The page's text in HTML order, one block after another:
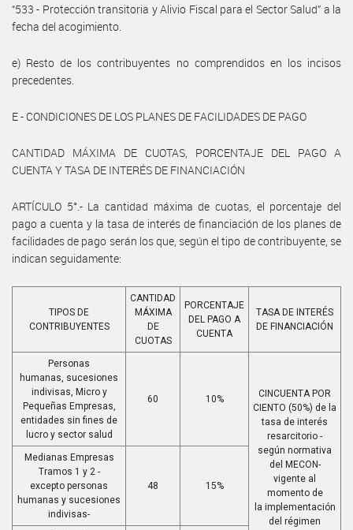
“533 - Protección transitoria y Alivio Fiscal para el Sector Salud” a la
fecha del acogimiento.
e) Resto de los contribuyentes no comprendidos en los incisos
precedentes.
E - CONDICIONES DE LOS PLANES DE FACILIDADES DE PAGO
CANTIDAD MÁXIMA DE CUOTAS, PORCENTAJE DEL PAGO A
CUENTA Y TASA DE INTERÉS DE FINANCIACIÓN
ARTÍCULO 5°.- La cantidad máxima de cuotas, el porcentaje del
pago a cuenta y la tasa de interés de financiación de los planes de
facilidades de pago serán los que, según el tipo de contribuyente, se
indican seguidamente:
TIPOS DE
CONTRIBUYENTES
CANTIDAD
MÁXIMA
DE
CUOTAS
PORCENTAJE
DEL PAGO A
CUENTA
TASA DE INTERÉS
DE FINANCIACIÓN
Personas
humanas, sucesiones
indivisas, Micro y
Pequeñas Empresas,
entidades sin fines de
lucro y sector salud
60 10%
CINCUENTA POR
CIENTO (50%) de la
tasa de interés
resarcitorio -
según normativa
del MECON-
vigente al
momento de
la implementación
del régimen
Medianas Empresas
Tramos 1 y 2 -
excepto personas
humanas y sucesiones
indivisas-
48 15%